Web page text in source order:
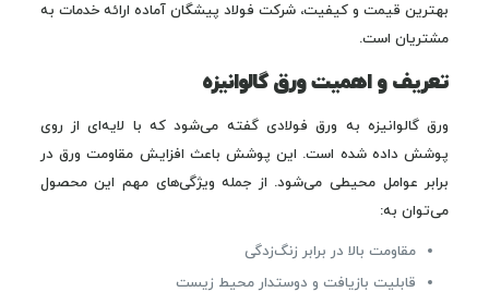
بهترین قیمت و کیفیت، شرکت فولاد پیشگان آماده ارائه خدمات به
مشتریان است.
تعریف و اهمیت ورق گالوانیزه
ورق گالوانیزه به ورق فولادی گفته می‌شود که با لایه‌ای از روی
پوشش داده شده است. این پوشش باعث افزایش مقاومت ورق در
برابر عوامل محیطی می‌شود. از جمله ویژگی‌های مهم این محصول
می‌توان به:
مقاومت بالا در برابر زنگ‌زدگی
قابلیت بازیافت و دوستدار محیط زیست